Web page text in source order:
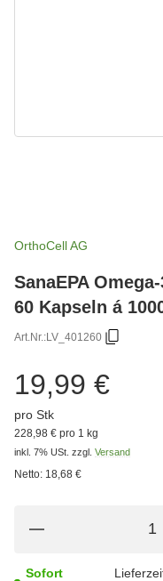
OrthoCell AG
SanaEPA
60 Kapseln á
Art.Nr.:LV_401260
19,99 €
pro Stk
228,98 € pro 1 kg
inkl. 7% USt. zzgl. Versand
Netto: 18,68 €
Sofort